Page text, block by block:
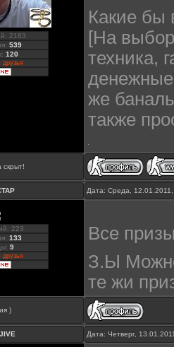
2183
539
120
друзья
Какие бы
[На
техника,
денежные
же
также
скрыт!
Дата: Среда,
223
133
9
друзья
Все
З.Ы
те жи
)
Дата: Четверг,